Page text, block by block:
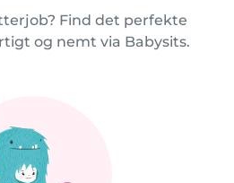
Find det perfekte
og nemt via Babysits.